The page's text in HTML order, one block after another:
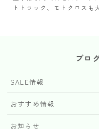
トトラック、モトクロスも
ブロ
SALE情報
おすすめ情報
お知らせ